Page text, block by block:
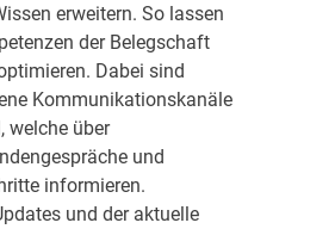
erweitern. So lassen
der Belegschaft
Dabei sind
Kommunikationskanäle
welche über
und
informieren.
und der aktuelle